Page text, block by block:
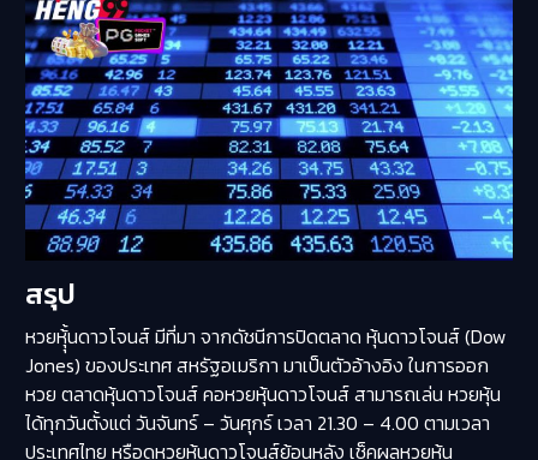
สรุป
หวยหุุ้้นดาวโจนส์ มีที่มา จากดัชนีการปิดตลาด หุ้นดาวโจนส์ (Dow
Jones) ของประเทศ สหรัฐอเมริกา มาเป็นตัวอ้างอิง ในการออก
หวย ตลาดหุ้นดาวโจนส์ คอหวยหุ้นดาวโจนส์ สามารถเล่น หวยหุ้น
ได้ทุกวันตั้งแต่ วันจันทร์ – วันศุกร์ เวลา 21.30 – 4.00 ตามเวลา
ประเทศไทย หรือดูหวยหุ้นดาวโจนส์ย้อนหลัง เช็คผลหวยหุ้น